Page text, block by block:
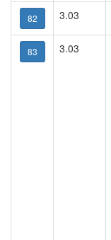
82 3.03
83 3.03